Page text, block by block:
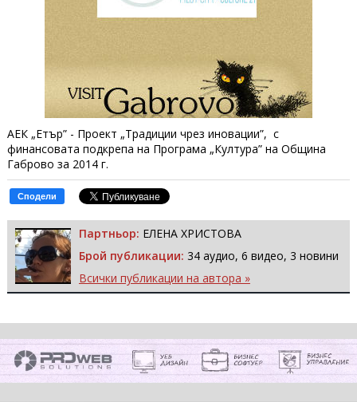
АЕК „Етър” - Проект „Традиции чрез иновации”, с
финансовата подкрепа на Програма „Култура” на Община
Габрово за 2014 г.
Сподели
Партньор: ЕЛЕНА ХРИСТОВА
Брой публикации: 34 аудио, 6 видео, 3 новини
Всички публикации на автора »